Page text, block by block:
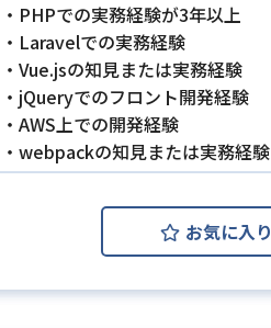
・PHPでの実務経験が3年以上
・Laravelでの実務経験
・Vue.jsの知見または実務経験
・jQueryでのフロント開発経験
・AWS上での開発経験
・webpackの知見または実務経験
お気に入り